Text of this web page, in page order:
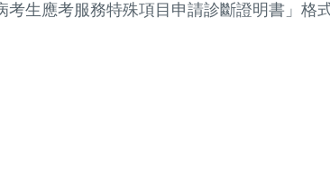
生應考服務特殊項目申請診斷證明書」格